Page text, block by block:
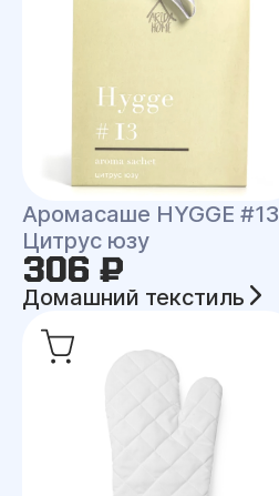
Аромасаше HYGGE #13
Цитрус юзу
306 ₽
Домашний текстиль